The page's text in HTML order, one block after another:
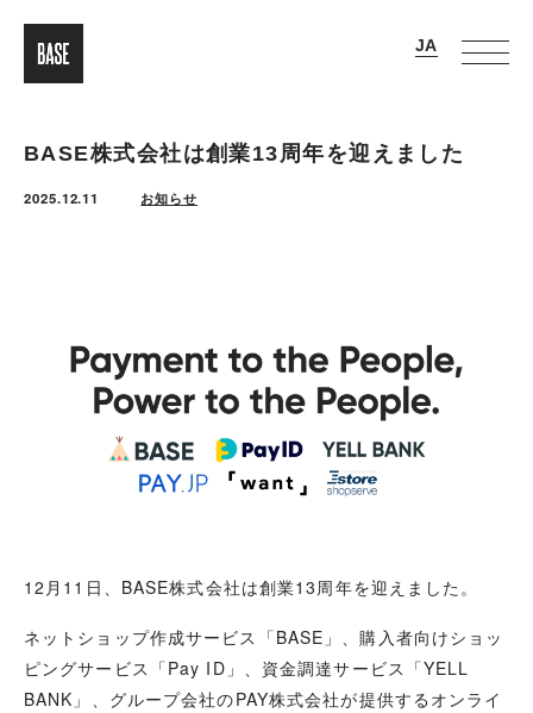
BASE株式会社は創業13周年を迎えました
2025.12.11 お知らせ
12月11日、BASE株式会社は創業13周年を迎えました。
ネットショップ作成サービス「BASE」、購入者向けショッ
ピングサービス「Pay ID」、資金調達サービス「YELL
BANK」、グループ会社のPAY株式会社が提供するオンライ